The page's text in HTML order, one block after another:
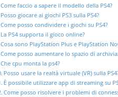
Come faccio a sapere il modello della PS4?
Posso giocare ai giochi PS3 sulla PS4?
Come posso condividere i giochi su PS4?
La PS4 supporta il gioco online?
Cosa sono PlayStation Plus e PlayStation
Come posso aumentare lo spazio di
Che cpu monta la ps4?
Posso usare la realtà virtuale (VR) sulla
È possibile utilizzare app di streaming su
Come posso risolvere i problemi di